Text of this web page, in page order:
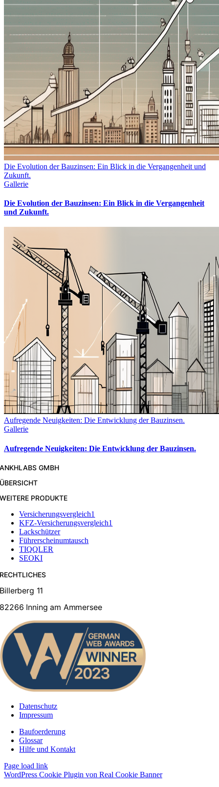
Die Evolution der Bauzinsen: Ein Blick in die Vergangenheit und
Zukunft.
Gallerie
Die Evolution der Bauzinsen: Ein Blick in die Vergangenheit
und Zukunft.
Aufregende Neuigkeiten: Die Entwicklung der Bauzinsen.
Gallerie
Aufregende Neuigkeiten: Die Entwicklung der Bauzinsen.
ANKHLABS GMBH
ÜBERSICHT
WEITERE PRODUKTE
Versicherungsvergleich1
KFZ-Versicherungsvergleich1
Lackschützer
Führerscheinumtausch
TIQQLER
SEOKI
RECHTLICHES
Billerberg 11
82266 Inning am Ammersee
Datenschutz
Impressum
Baufoerderung
Glossar
Hilfe und Kontakt
Page load link
WordPress Cookie Plugin von Real Cookie Banner